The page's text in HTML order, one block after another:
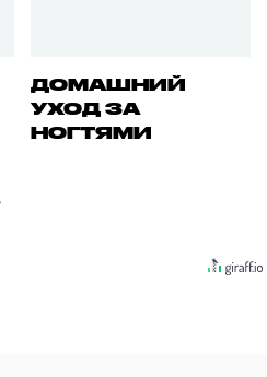
ДОМАШНИЙ
УХОД ЗА
НОГТЯМИ